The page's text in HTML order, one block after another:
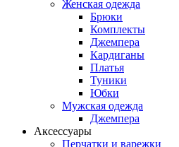
Женская одежда
Брюки
Комплекты
Джемпера
Кардиганы
Платья
Туники
Юбки
Мужская одежда
Джемпера
Аксессуары
Перчатки и варежки